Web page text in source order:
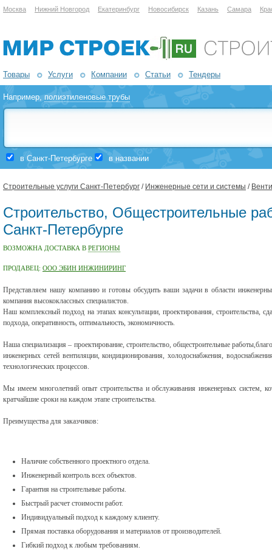
Москва Нижний Новгород Екатеринбург Новосибирск Казань Самара
Товары Услуги Компании Статьи Тендеры
Например,полиэтиленовые трубы
в Санкт-Петербурге в названии
Строительные услуги Санкт-Петербург / Инженерные сети и системы /
Строительство, Общестроительные
Санкт-Петербурге
ВОЗМОЖНА ДОСТАВКА В РЕГИОНЫ
ПРОДАВЕЦ: ООО ЭБИН ИНЖИНИРИНГ
Представляем нашу компанию и готовы обсудить ваши задачи в области
компания высококлассных специалистов.
Наш комплексный подход на этапах консультации, проектирования, строительства,
подхода, оперативность, оптимальность, экономичность.
Наша специализация – проектирование, строительство, общестроительные
инженерных сетей вентиляции, кондиционирования, холодоснабжения,
технологических процессов.
Мы имеем многолетний опыт строительства и обслуживания инженерных систем,
кратчайшие сроки на каждом этапе строительства.
Преимущества для заказчиков:
Наличие собственного проектного отдела.
Инженерный контроль всех объектов.
Гарантия на строительные работы.
Быстрый расчет стоимости работ.
Индивидуальный подход к каждому клиенту.
Прямая поставка оборудования и материалов от производителей.
Гибкий подход к любым требованиям.